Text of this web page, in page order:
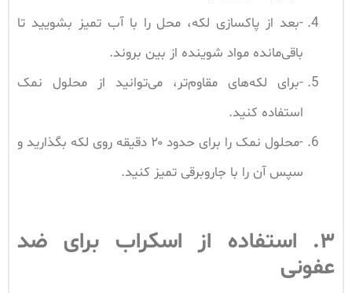
-بعد از پاکسازی لکه، محل را با آب تمیز بشویید تا
باقی‌مانده مواد شوینده از بین بروند.
-برای لکه‌های مقاوم‌تر، می‌توانید از محلول نمک
استفاده کنید.
-محلول نمک را برای حدود ۲۰ دقیقه روی لکه بگذارید و
سپس آن را با جاروبرقی تمیز کنید.
۳. استفاده از اسکراب برای ضد
عفونی